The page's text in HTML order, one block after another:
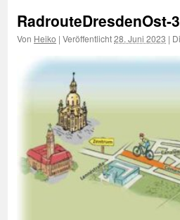
RadrouteDresdenOst-
Von Heiko | Veröffentlicht28. Juni 2023 |